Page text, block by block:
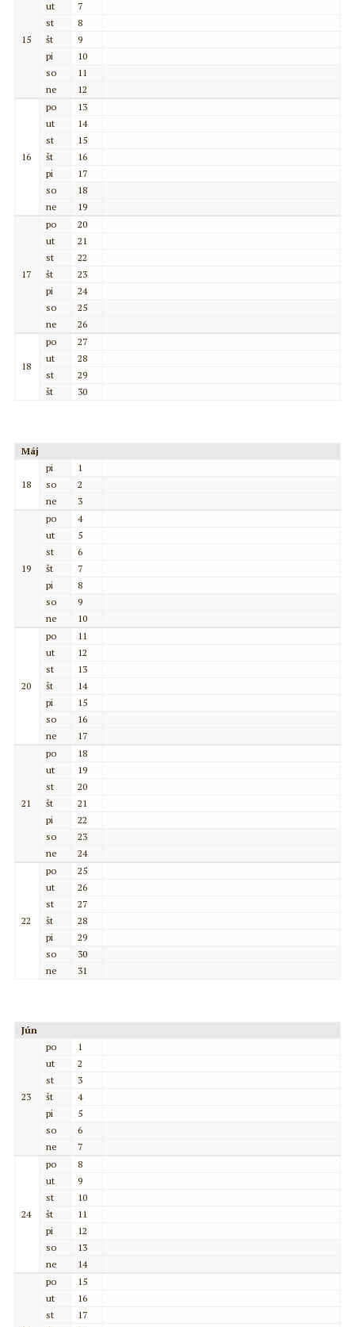
15
ut
7
st
8
št
9
pi
10
so
11
ne
12
16
po
13
ut
14
st
15
št
16
pi
17
so
18
ne
19
17
po
20
ut
21
st
22
št
23
pi
24
so
25
ne
26
18
po
27
ut
28
st
29
št
30
Máj
18
pi
1
so
2
ne
3
19
po
4
ut
5
st
6
št
7
pi
8
so
9
ne
10
20
po
11
ut
12
st
13
št
14
pi
15
so
16
ne
17
21
po
18
ut
19
st
20
št
21
pi
22
so
23
ne
24
22
po
25
ut
26
st
27
št
28
pi
29
so
30
ne
31
Jún
23
po
1
ut
2
st
3
št
4
pi
5
so
6
ne
7
24
po
8
ut
9
st
10
št
11
pi
12
so
13
ne
14
po
15
ut
16
st
17